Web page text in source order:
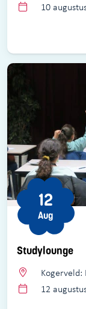
10
Studylounge
12
Aug
12